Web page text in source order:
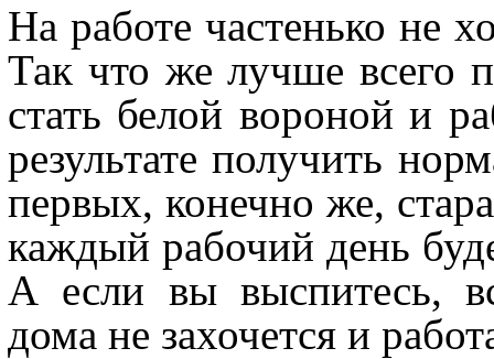
На работе частенько не
Так что же лучше всего
стать белой вороной и
результате получить
первых, конечно же,
каждый рабочий день
А если вы выспитесь,
дома не захочется и